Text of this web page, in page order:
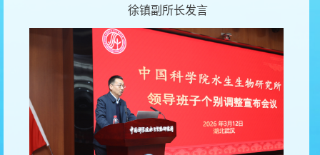
徐镇副所长发言